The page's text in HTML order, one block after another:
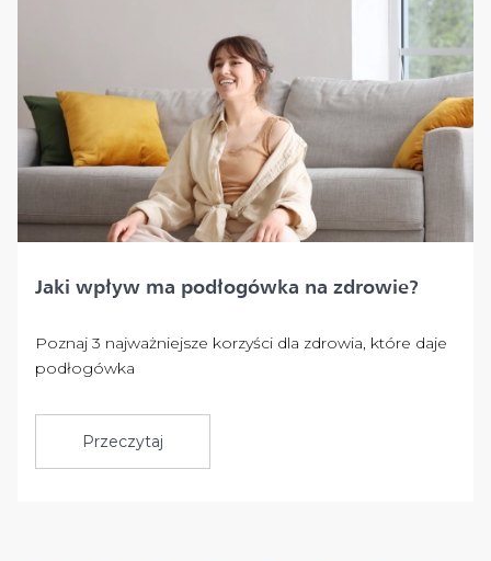
Jaki wpływ ma podłogówka na zdrowie?
Poznaj 3 najważniejsze korzyści dla zdrowia, które daje
podłogówka
Przeczytaj